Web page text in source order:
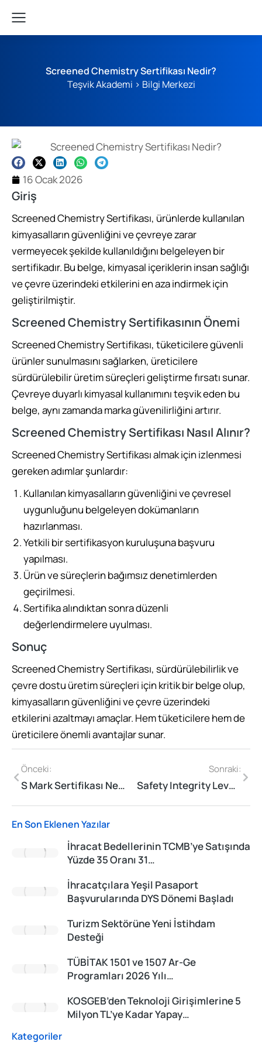
Screened Chemistry Sertifikası Nedir?
Teşvik Akademi > Bilgi Merkezi
16 Ocak 2026
Giriş
Screened Chemistry Sertifikası, ürünlerde kullanılan
kimyasalların güvenliğini ve çevreye zarar
vermeyecek şekilde kullanıldığını belgeleyen bir
sertifikadır. Bu belge, kimyasal içeriklerin insan sağlığı
ve çevre üzerindeki etkilerini en aza indirmek için
geliştirilmiştir.
Screened Chemistry Sertifikasının Önemi
Screened Chemistry Sertifikası, tüketicilere güvenli
ürünler sunulmasını sağlarken, üreticilere
sürdürülebilir üretim süreçleri geliştirme fırsatı sunar.
Çevreye duyarlı kimyasal kullanımını teşvik eden bu
belge, aynı zamanda marka güvenilirliğini artırır.
Screened Chemistry Sertifikası Nasıl Alınır?
Screened Chemistry Sertifikası almak için izlenmesi
gereken adımlar şunlardır:
Kullanılan kimyasalların güvenliğini ve çevresel
uygunluğunu belgeleyen dokümanların
hazırlanması.
Yetkili bir sertifikasyon kuruluşuna başvuru
yapılması.
Ürün ve süreçlerin bağımsız denetimlerden
geçirilmesi.
Sertifika alındıktan sonra düzenli
değerlendirmelere uyulması.
Sonuç
Screened Chemistry Sertifikası, sürdürülebilirlik ve
çevre dostu üretim süreçleri için kritik bir belge olup,
kimyasalların güvenliğini ve çevre üzerindeki
etkilerini azaltmayı amaçlar. Hem tüketicilere hem de
üreticilere önemli avantajlar sunar.
Önceki:
S Mark Sertifikası Nedir?
Sonraki:
Safety Integrity Level (SIL) Sertifikası Nedir?
En Son Eklenen Yazılar
İhracat Bedellerinin TCMB’ye Satışında
Yüzde 35 Oranı 31…
İhracatçılara Yeşil Pasaport
Başvurularında DYS Dönemi Başladı
Turizm Sektörüne Yeni İstihdam
Desteği
TÜBİTAK 1501 ve 1507 Ar-Ge
Programları 2026 Yılı…
KOSGEB’den Teknoloji Girişimlerine 5
Milyon TL’ye Kadar Yapay…
Kategoriler